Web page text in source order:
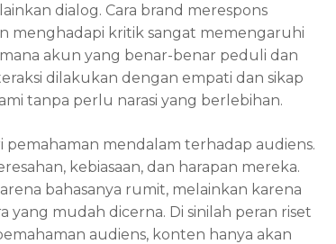
dialog. Cara brand merespons
menghadapi kritik sangat memengaruhi
akun yang benar-benar peduli dan
dilakukan dengan empati dan sikap
tanpa perlu narasi yang berlebihan.
pemahaman mendalam terhadap audiens.
kebiasaan, dan harapan mereka.
bahasanya rumit, melainkan karena
yang mudah dicerna. Di sinilah peran riset
audiens, konten hanya akan